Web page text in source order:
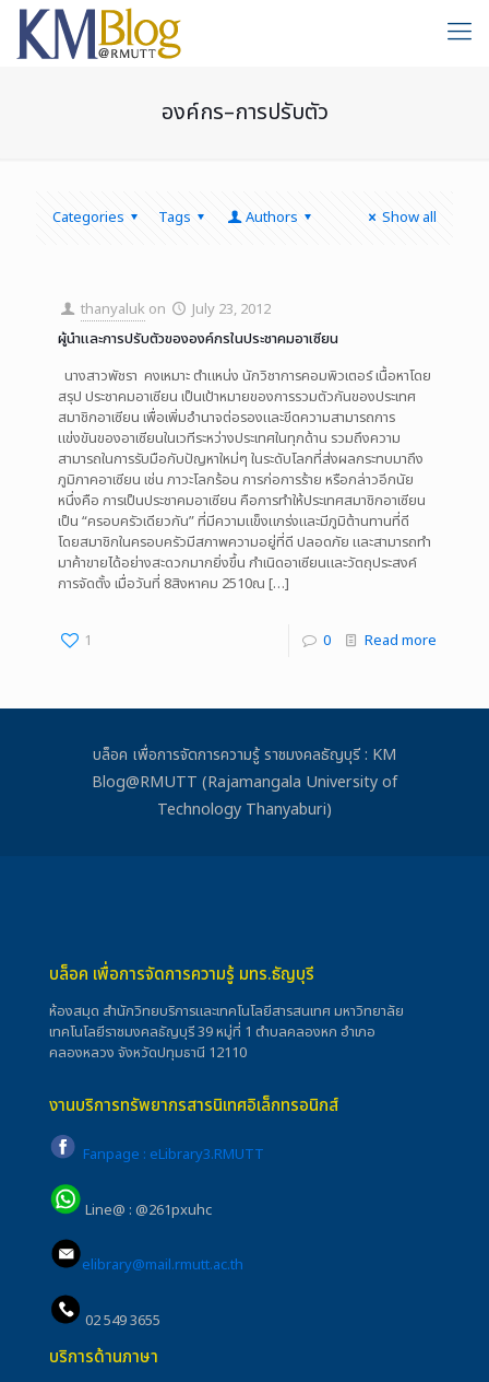
องค์กร–การปรับตัว
Categories Tags Authors Show all
thanyaluk on
July 23, 2012
ผู้นำและการปรับตัวขององค์กรในประชาคมอาเซียน
นางสาวพัชรา คงเหมาะ ตำแหน่ง นักวิชาการคอมพิวเตอร์ เนื้อหาโดย
สรุป ประชาคมอาเซียน เป็นเป้าหมายของการรวมตัวกันของประเทศ
สมาชิกอาเซียน เพื่อเพิ่มอำนาจต่อรองและขีดความสามารถการ
แข่งขันของอาเซียนในเวทีระหว่างประเทศในทุกด้าน รวมถึงความ
สามารถในการรับมือกับปัญหาใหม่ๆ ในระดับโลกที่ส่งผลกระทบมาถึง
ภูมิภาคอาเซียน เช่น ภาวะโลกร้อน การก่อการร้าย หรือกล่าวอีกนัย
หนึ่งคือ การเป็นประชาคมอาเซียน คือการทำให้ประเทศสมาชิกอาเซียน
เป็น “ครอบครัวเดียวกัน” ที่มีความแข็งแกร่งและมีภูมิต้านทานที่ดี
โดยสมาชิกในครอบครัวมีสภาพความอยู่ที่ดี ปลอดภัย และสามารถทำ
มาค้าขายได้อย่างสะดวกมากยิ่งขึ้น กำเนิดอาเซียนและวัตถุประสงค์
การจัดตั้ง เมื่อวันที่ 8สิงหาคม 2510ณ […]
1 0 Read more
บล็อค เพื่อการจัดการความรู้ ราชมงคลธัญบุรี : KM
Blog@RMUTT (Rajamangala University of
Technology Thanyaburi)
บล็อค เพื่อการจัดการความรู้ มทร.ธัญบุรี
ห้องสมุด สำนักวิทยบริการและเทคโนโลยีสารสนเทศ มหาวิทยาลัย
เทคโนโลยีราชมงคลธัญบุรี 39 หมู่ที่ 1 ตำบลคลองหก อำเภอ
คลองหลวง จังหวัดปทุมธานี 12110
งานบริการทรัพยากรสารนิเทศอิเล็กทรอนิกส์
Fanpage : eLibrary3.RMUTT
Line@ : @261pxuhc
elibrary@mail.rmutt.ac.th
02 549 3655
บริการด้านภาษา